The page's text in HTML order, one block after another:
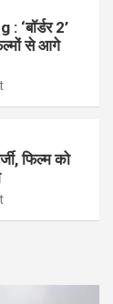
2’
से आगे
फिल्म को